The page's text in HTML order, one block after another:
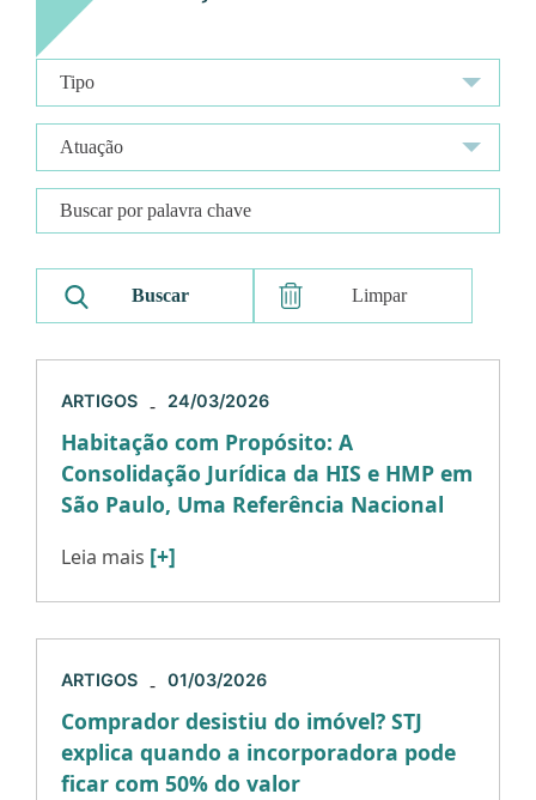
Limpar
ARTIGOS - 24/03/2026
Habitação com Propósito: A
Consolidação Jurídica da HIS e HMP em
São Paulo, Uma Referência Nacional
Leia mais [+]
ARTIGOS - 01/03/2026
Comprador desistiu do imóvel? STJ
explica quando a incorporadora pode
ficar com 50% do valor